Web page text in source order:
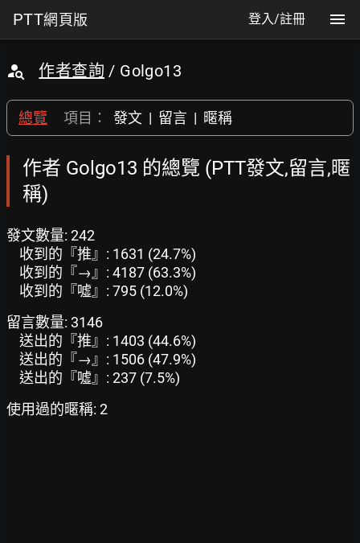
PTT網頁版 登入/註冊
作者查詢 / Golgo13
總覽 項目： 發文 | 留言 | 暱稱
作者 Golgo13 的總覽 (PTT發文,留言,暱
稱)
發文數量: 242
收到的『推』: 1631 (24.7%)
收到的『→』: 4187 (63.3%)
收到的『噓』: 795 (12.0%)
留言數量: 3146
送出的『推』: 1403 (44.6%)
送出的『→』: 1506 (47.9%)
送出的『噓』: 237 (7.5%)
使用過的暱稱: 2